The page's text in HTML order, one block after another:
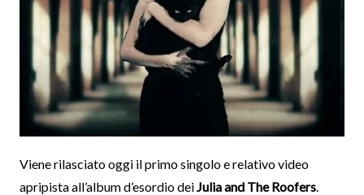
Viene rilasciato oggi il primo singolo e relativo video
apripista all’album d’esordio dei Julia and The Roofers.